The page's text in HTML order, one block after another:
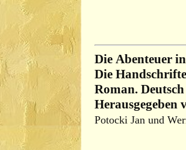
Die Abenteuer
Die
Roman.
Herausgegeben
Potocki Jan und